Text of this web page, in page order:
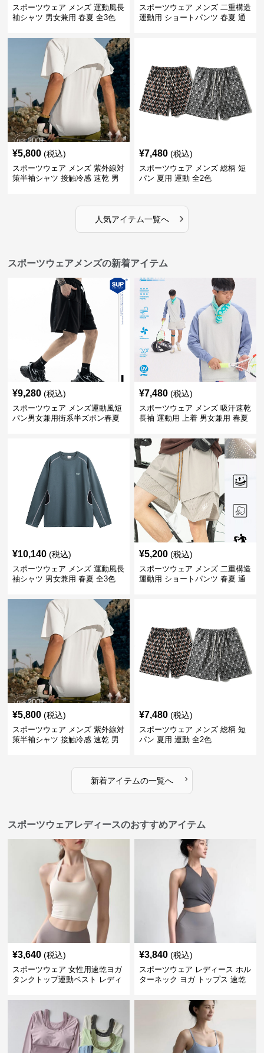
スポーツウェア メンズ 運動風長
袖シャツ 男女兼用 春夏 全3色
スポーツウェア メンズ 二重構造
運動用 ショートパンツ 春夏 通
¥5,800 (税込)
スポーツウェア メンズ 紫外線対
策半袖シャツ 接触冷感 速乾 男
¥7,480 (税込)
スポーツウェア メンズ 総柄 短
パン 夏用 運動 全2色
人気アイテム一覧へ ›
スポーツウェアメンズの新着アイテム
¥9,280 (税込)
スポーツウェア メンズ運動風短
パン男女兼用街系半ズボン春夏
¥7,480 (税込)
スポーツウェア メンズ 吸汗速乾
長袖 運動用 上着 男女兼用 春夏
¥10,140 (税込)
スポーツウェア メンズ 運動風長
袖シャツ 男女兼用 春夏 全3色
¥5,200 (税込)
スポーツウェア メンズ 二重構造
運動用 ショートパンツ 春夏 通
¥5,800 (税込)
スポーツウェア メンズ 紫外線対
策半袖シャツ 接触冷感 速乾 男
¥7,480 (税込)
スポーツウェア メンズ 総柄 短
パン 夏用 運動 全2色
新着アイテムの一覧へ ›
スポーツウェアレディースのおすすめアイテム
¥3,640 (税込)
スポーツウェア 女性用速乾ヨガ
タンクトップ運動ベスト レディ
¥3,840 (税込)
スポーツウェア レディース ホル
ターネック ヨガ トップス 速乾